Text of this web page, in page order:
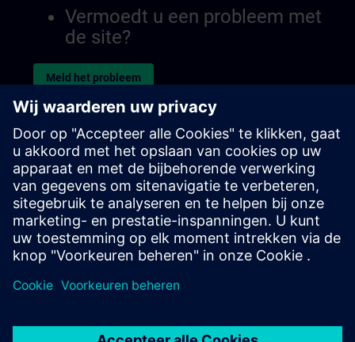
Vermoedt u een probleem met
de site?
Meld het probleem